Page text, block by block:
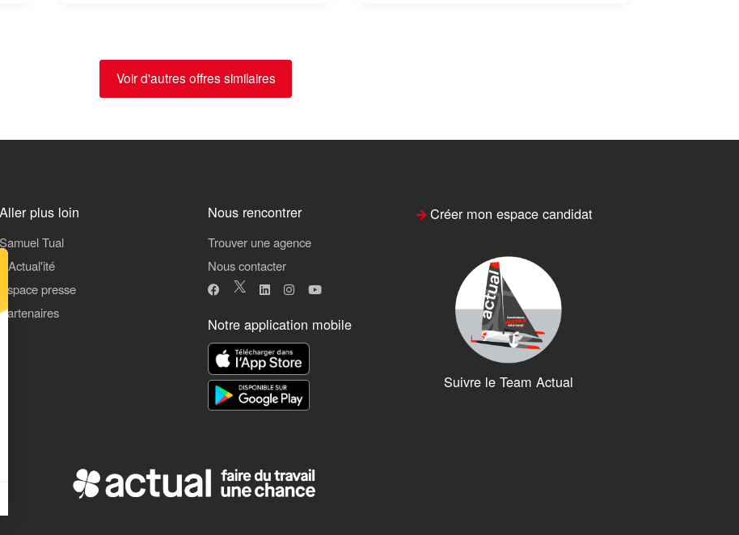
Voir d'autres offres similaires
Aller plus loin
Samuel Tual
L'Actual'ité
Espace presse
Partenaires
Nous rencontrer
Trouver une agence
Nous contacter
Notre application mobile
Créer mon espace candidat
Suivre le Team Actual